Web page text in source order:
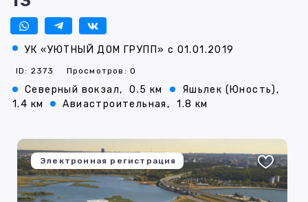
УК «УЮТНЫЙ ДОМ ГРУПП» с 01.01.2019
ID: 2373 Просмотров: 0
Северный вокзал, 0.5 км
Яшьлек (Юность),
1.4 км
Авиастроительная, 1.8 км
Электронная регистрация